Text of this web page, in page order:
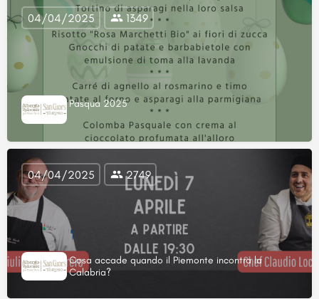
Pasqua 2025
04/04/2025 1349
Cosa accade quando il Piemonte incontra la
Calabria?
04/04/2025 2749